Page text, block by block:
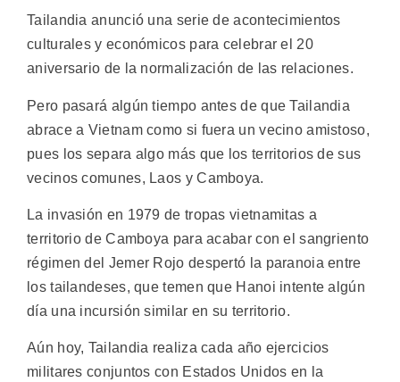
Tailandia anunció una serie de acontecimientos
culturales y económicos para celebrar el 20
aniversario de la normalización de las relaciones.
Pero pasará algún tiempo antes de que Tailandia
abrace a Vietnam como si fuera un vecino amistoso,
pues los separa algo más que los territorios de sus
vecinos comunes, Laos y Camboya.
La invasión en 1979 de tropas vietnamitas a
territorio de Camboya para acabar con el sangriento
régimen del Jemer Rojo despertó la paranoia entre
los tailandeses, que temen que Hanoi intente algún
día una incursión similar en su territorio.
Aún hoy, Tailandia realiza cada año ejercicios
militares conjuntos con Estados Unidos en la